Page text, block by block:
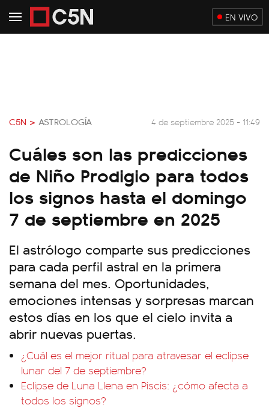
EN VIVO
C5N > ASTROLOGÍA 4 de septiembre 2025 - 11:49
Cuáles son las predicciones
de Niño Prodigio para todos
los signos hasta el domingo
7 de septiembre en 2025
El astrólogo comparte sus predicciones
para cada perfil astral en la primera
semana del mes. Oportunidades,
emociones intensas y sorpresas marcan
estos días en los que el cielo invita a
abrir nuevas puertas.
¿Cuál es el mejor ritual para atravesar el eclipse
lunar del 7 de septiembre?
Eclipse de Luna Llena en Piscis: ¿cómo afecta a
todos los signos?